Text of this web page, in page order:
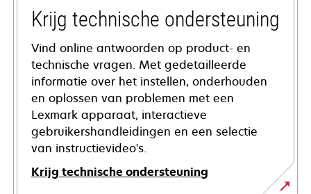
Krijg technische ondersteuning
Vind online antwoorden op product- en
technische vragen. Met gedetailleerde
informatie over het instellen, onderhouden
en oplossen van problemen met een
Lexmark apparaat, interactieve
gebruikershandleidingen en een selectie
van instructievideo's.
Krijg technische ondersteuning